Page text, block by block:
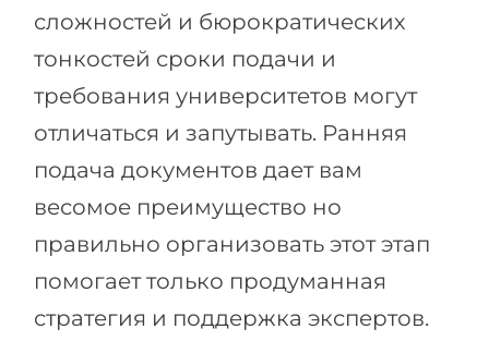
сложностей и бюрократических
тонкостей сроки подачи и
требования университетов могут
отличаться и запутывать. Ранняя
подача документов дает вам
весомое преимущество но
правильно организовать этот этап
помогает только продуманная
стратегия и поддержка экспертов.